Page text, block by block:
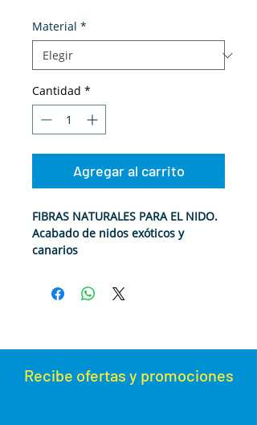
Material *
Cantidad *
Agregar al carrito
FIBRAS NATURALES PARA EL NIDO.
Acabado de nidos exóticos y
canarios
Recibe ofertas y promociones